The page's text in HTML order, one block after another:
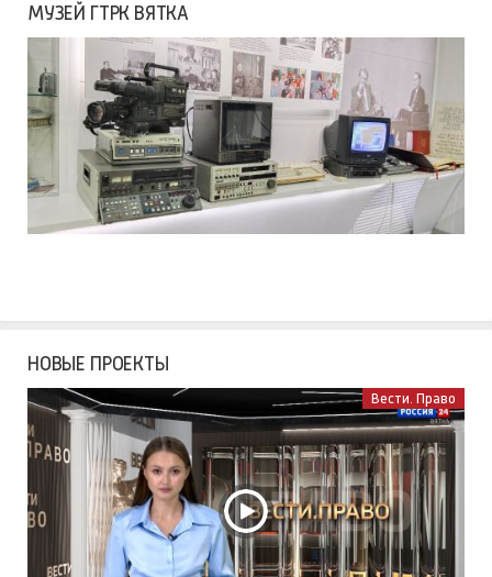
МУЗЕЙ ГТРК ВЯТКА
НОВЫЕ ПРОЕКТЫ
Вести. Право